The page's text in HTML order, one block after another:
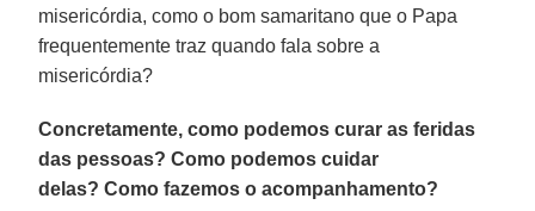
misericórdia, como o bom samaritano que o Papa
frequentemente traz quando fala sobre a
misericórdia?
Concretamente, como podemos curar as feridas
das pessoas? Como podemos cuidar
delas? Como fazemos o acompanhamento?